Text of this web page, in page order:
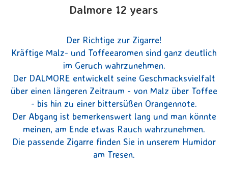
Dalmore 12 years
Der Richtige zur Zigarre!
Kräftige Malz- und Toffeearomen sind ganz deutlich
im Geruch wahrzunehmen.
Der DALMORE entwickelt seine Geschmacksvielfalt
über einen längeren Zeitraum - von Malz über Toffee
- bis hin zu einer bittersüßen Orangennote.
Der Abgang ist bemerkenswert lang und man könnte
meinen, am Ende etwas Rauch wahrzunehmen.
Die passende Zigarre finden Sie in unserem Humidor
am Tresen.